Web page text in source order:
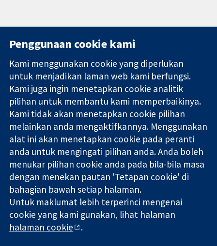
Bukti yang
dipercayai.
keputusan
termaklum
Kesihatan yang
lebih baik
11-13 Cavendish
Square
London
W1G 0AN
United Kingdom
Hubungi kita
Berita
Pejabat
akhbar
Perihal Kami
Pekerjaan
Cochrane
Library
Kolaborasi Cochrane ialah sebuah badan amal (no. 1045921) dan
sebuah syarikat terhad oleh jaminan (no. 03044323) yang
berdaftar di England & Wales. Nombor pendaftaran VAT GB 718
2127 49.
Hak Cipta © 2026 Kolabrasi Cochrane
Penggunaan cookie kami
Kami menggunakan cookie yang diperlukan
untuk menjadikan laman web kami berfungsi.
Kami juga ingin menetapkan cookie analitik
pilihan untuk membantu kami memperbaikinya.
Kami tidak akan menetapkan cookie pilihan
melainkan anda mengaktifkannya. Menggunakan
alat ini akan menetapkan cookie pada peranti
anda untuk mengingati pilihan anda. Anda boleh
menukar pilihan cookie anda pada bila-bila masa
dengan menekan pautan 'Tetapan cookie' di
bahagian bawah setiap halaman.
Untuk maklumat lebih terperinci mengenai
cookie yang kami gunakan, lihat halaman
halaman cookie
.